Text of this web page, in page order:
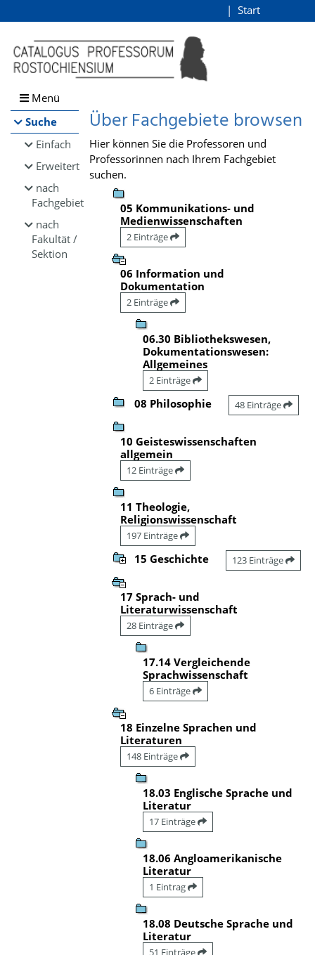
Browsen
direkt zum Inhalt
Start
Menü
Suche
Einfach
Erweitert
nach
Fachgebiet
nach
Fakultät /
Sektion
Über Fachgebiete browsen
Hier können Sie die Professoren und
Professorinnen nach Ihrem Fachgebiet
suchen.
05 Kommunikations- und
Medienwissenschaften
2 Einträge
06 Information und
Dokumentation
2 Einträge
06.30 Bibliothekswesen,
Dokumentationswesen:
Allgemeines
2 Einträge
08 Philosophie 48 Einträge
10 Geisteswissenschaften
allgemein
12 Einträge
11 Theologie,
Religionswissenschaft
197 Einträge
15 Geschichte 123 Einträge
17 Sprach- und
Literaturwissenschaft
28 Einträge
17.14 Vergleichende
Sprachwissenschaft
6 Einträge
18 Einzelne Sprachen und
Literaturen
148 Einträge
18.03 Englische Sprache und
Literatur
17 Einträge
18.06 Angloamerikanische
Literatur
1 Eintrag
18.08 Deutsche Sprache und
Literatur
51 Einträge